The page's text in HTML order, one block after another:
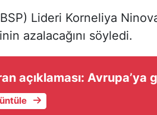
Lideri Korneliya
azalacağını söyledi.
açıklaması: Avrupa’ya